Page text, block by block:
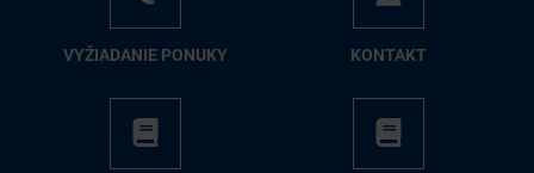
VY­ŽIA­DA­NIE PO­NU­KY KON­TAKT